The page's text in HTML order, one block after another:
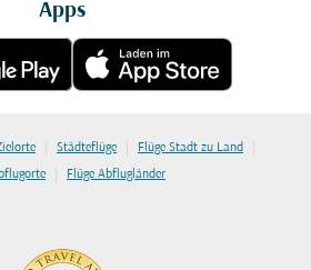
Apps
| Städteflüge | Flüge Stadt zu Land |
| Flüge Abflugländer